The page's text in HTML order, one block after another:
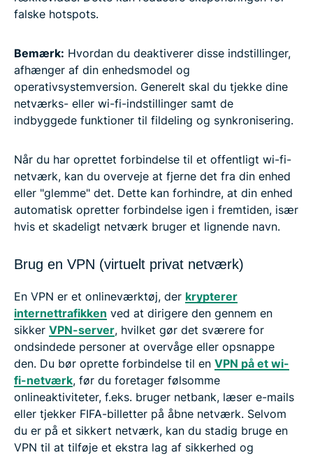
falske hotspots.
Bemærk: Hvordan du deaktiverer disse indstillinger,
afhænger af din enhedsmodel og
operativsystemversion. Generelt skal du tjekke dine
netværks- eller wi-fi-indstillinger samt de
indbyggede funktioner til fildeling og synkronisering.
Når du har oprettet forbindelse til et offentligt wi-fi-
netværk, kan du overveje at fjerne det fra din enhed
eller "glemme" det. Dette kan forhindre, at din enhed
automatisk opretter forbindelse igen i fremtiden, især
hvis et skadeligt netværk bruger et lignende navn.
Brug en VPN (virtuelt privat netværk)
En VPN er et onlineværktøj, der krypterer
internettrafikken ved at dirigere den gennem en
sikker VPN-server, hvilket gør det sværere for
ondsindede personer at overvåge eller opsnappe
den. Du bør oprette forbindelse til en VPN på et wi-
fi-netværk, før du foretager følsomme
onlineaktiviteter, f.eks. bruger netbank, læser e-mails
eller tjekker FIFA-billetter på åbne netværk. Selvom
du er på et sikkert netværk, kan du stadig bruge en
VPN til at tilføje et ekstra lag af sikkerhed og